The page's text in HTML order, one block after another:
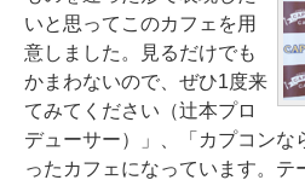
いと思ってこのカフェを用
意しました。見るだけでも
かまわないので、ぜひ1度来
てみてください（辻本プロ
デューサー）」、「カプコンな
ったカフェになっています。テ